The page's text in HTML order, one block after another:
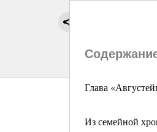
Глава
Из семейной